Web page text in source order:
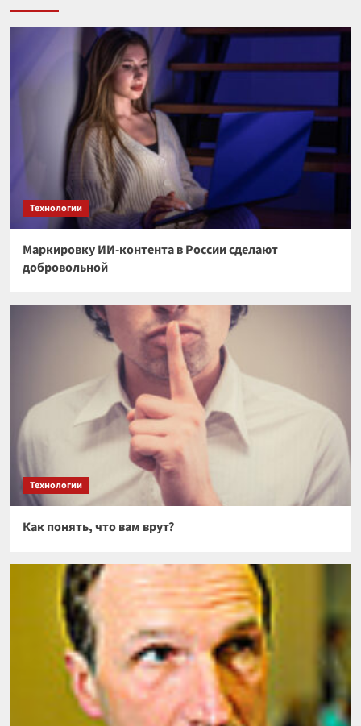
Технологии
Маркировку ИИ-контента в России сделают
добровольной
Технологии
Как понять, что вам врут?